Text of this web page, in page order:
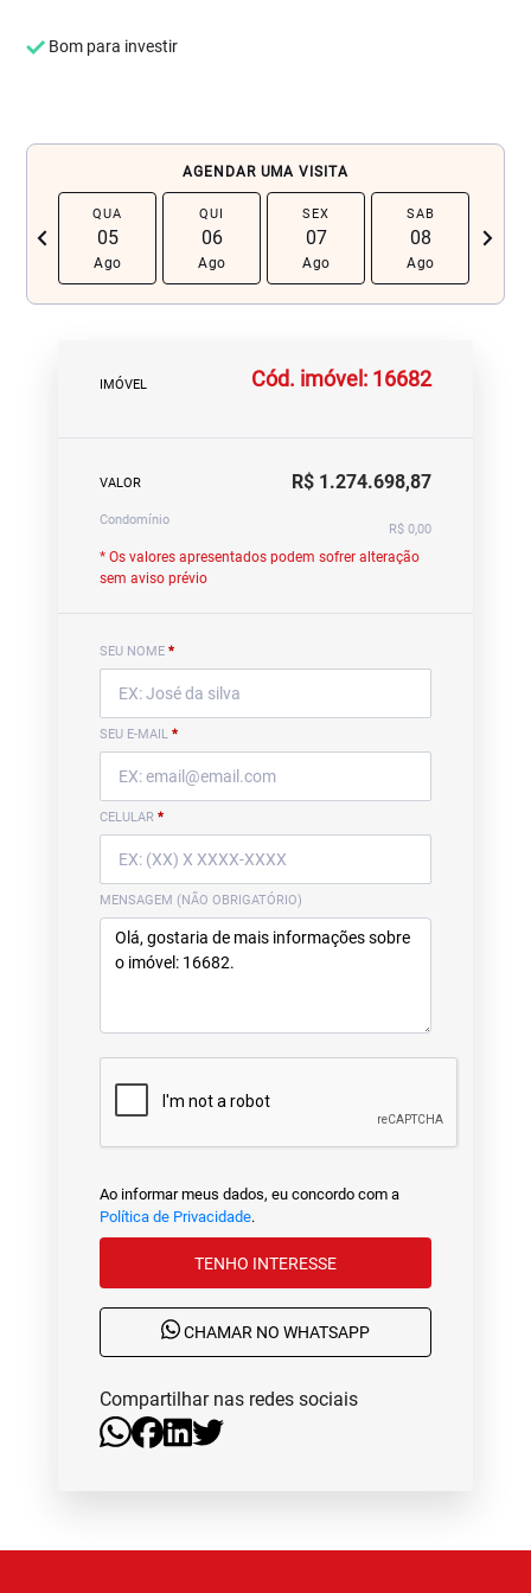
Bom para investir
AGENDAR UMA VISITA
chevron_left
QUA
05
Ago
QUI
06
Ago
SEX
07
Ago
SAB
08
Ago
navigate_next
IMÓVEL Cód. imóvel: 16682
VALOR R$ 1.274.698,87
Condomínio
R$ 0,00
* Os valores apresentados podem sofrer alteração
sem aviso prévio
SEU NOME *
SEU E-MAIL *
CELULAR *
MENSAGEM (NÃO OBRIGATÓRIO)
Ao informar meus dados, eu concordo com a
Política de Privacidade.
TENHO INTERESSE
CHAMAR NO WHATSAPP
Compartilhar nas redes sociais